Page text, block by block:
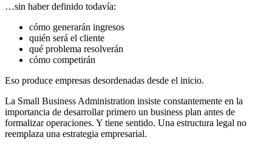
…sin haber definido todavía:
cómo generarán ingresos
quién será el cliente
qué problema resolverán
cómo competirán
Eso produce empresas desordenadas desde el inicio.
La Small Business Administration insiste constantemente en la
importancia de desarrollar primero un business plan antes de
formalizar operaciones. Y tiene sentido. Una estructura legal no
reemplaza una estrategia empresarial.